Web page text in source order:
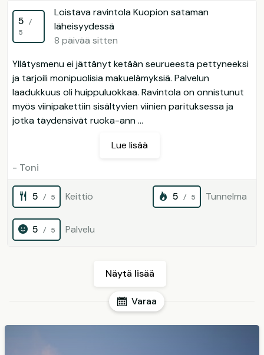
5 /
5
Loistava ravintola Kuopion sataman
läheisyydessä
8 päivää sitten
Yllätysmenu ei jättänyt ketään seurueesta pettyneeksi
ja tarjoili monipuolisia makuelämyksiä. Palvelun
laadukkuus oli huippuluokkaa. Ravintola on onnistunut
myös viinipakettiin sisältyvien viinien parituksessa ja
jotka täydensivät ruoka-ann ...
Lue lisää
- Toni
5 / 5 Keittiö 5 / 5 Tunnelma
5 / 5 Palvelu
Näytä lisää
Varaa